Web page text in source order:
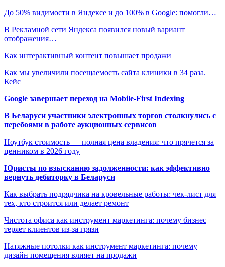
До 50% видимости в Яндексе и до 100% в Google: помогли…
В Рекламной сети Яндекса появился новый вариант
отображения…
Как интерактивный контент повышает продажи
Как мы увеличили посещаемость сайта клиники в 34 раза.
Кейс
Google завершает переход на Mobile-First Indexing
В Беларуси участники электронных торгов столкнулись с
перебоями в работе аукционных сервисов
Ноутбук стоимость — полная цена владения: что прячется за
ценником в 2026 году
Юристы по взысканию задолженности: как эффективно
вернуть дебиторку в Беларуси
Как выбрать подрядчика на кровельные работы: чек-лист для
тех, кто строится или делает ремонт
Чистота офиса как инструмент маркетинга: почему бизнес
теряет клиентов из-за грязи
Натяжные потолки как инструмент маркетинга: почему
дизайн помещения влияет на продажи